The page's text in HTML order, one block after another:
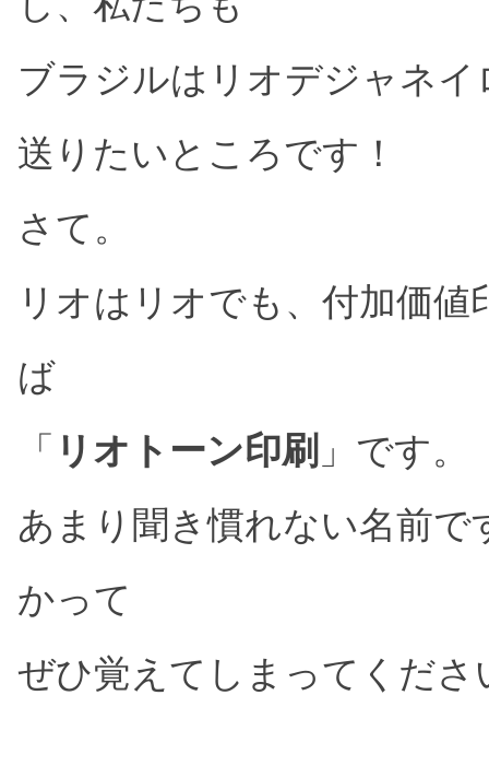
地球に優しいノベルティ
クリエイティブデザイン・販促企画
ブラジルはリオデジャネ
送りたいところです！
さて。
リオはリオでも、 付加価値
ば
「 リオトーン印刷 」です。
あまり聞き慣れない名前
かって
ぜひ覚えてしまってくだ